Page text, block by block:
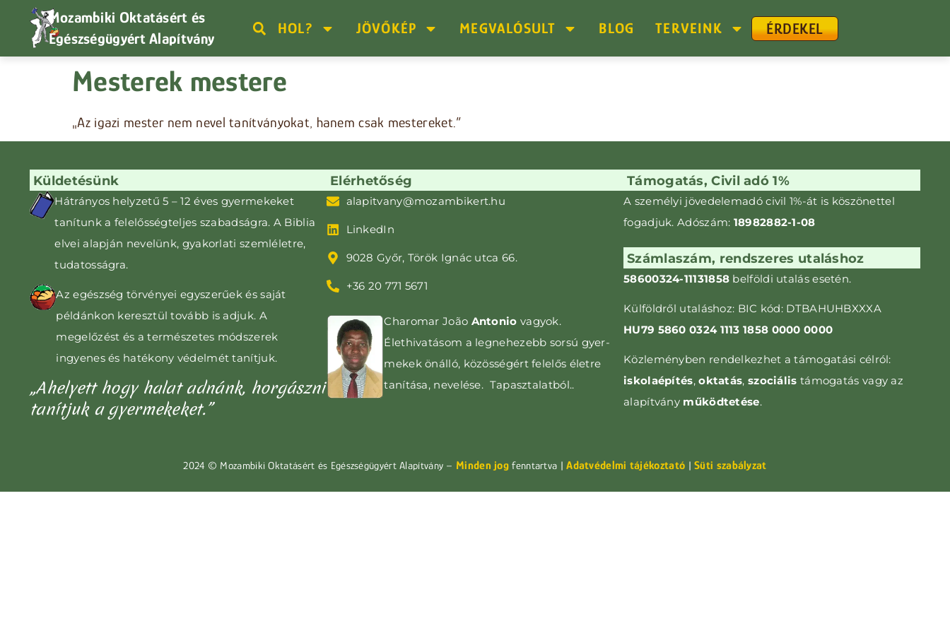
Mozambiki Oktatásért és
Egészségügyért Alapítvány
HOL? JÖVŐKÉP MEGVALÓSULT BLOG TERVEINK ÉRDEKEL
Mesterek mestere
„Az igazi mester nem nevel tanítványokat, hanem csak mestereket.”
Küldetésünk
Hátrányos helyzetű 5 – 12 éves gyermekeket
tanítunk a felelősségteljes szabadságra. A Biblia
elvei alapján nevelünk, gyakorlati szemléletre,
tudatosságra.
Az egészség törvényei egyszerűek és saját
példánkon keresztül tovább is adjuk. A
megelőzést és a természetes módszerek
ingyenes és hatékony védelmét tanítjuk.
„Ahelyett hogy halat adnánk, horgászni
tanítjuk a gyermekeket.”
Elérhetőség
alapitvany@mozambikert.hu
LinkedIn
9028 Győr, Török Ignác utca 66.
+36 20 771 5671
Charomar João Antonio vagyok.
Élethivatásom a leg­nehezebb sorsú gyer­­
mekek önálló, közös­ségért felelős életre
tanítása, nevelése. Tapasztalatból..
Támogatás, Civil adó 1%
A személyi jövedelemadó civil 1%-át is kö­szönettel
fogadjuk. Adószám: 18982882-1-08
Számlaszám, rendszeres utaláshoz
58600324-11131858 belföldi utalás esetén.
Külföldről utaláshoz: BIC kód: DTBAHUHBXXXA
HU79 5860 0324 1113 1858 0000 0000
Közleményben rendelkezhet a támogatási célról:
iskolaépítés,oktatás, szociális támogatás vagy az
alapítvány működtetése.
2024 © Mozambiki Oktatásért és Egészségügyért Alapítvány – Minden jogfenntartva |Adatvédelmi tájékoztató |Süti szabályzat